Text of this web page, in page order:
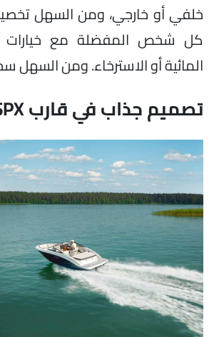
خلفي أو خارجي، ومن السهل
كل شخص المفضلة مع خيارات
المائية أو الاسترخاء. ومن السهل
تصميم جذاب في قارب Sea Ray SPX